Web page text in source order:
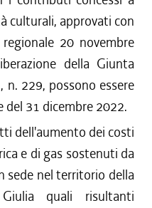
culturali, approvati con
20 novembre
della Giunta
229, possono essere
31 dicembre 2022.
dell'aumento dei costi
e di gas sostenuti da
sede nel territorio della
quali risultanti